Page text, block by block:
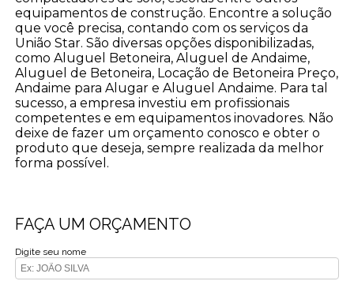
equipamentos de construção. Encontre a solução
que você precisa, contando com os serviços da
União Star. São diversas opções disponibilizadas,
como Aluguel Betoneira, Aluguel de Andaime,
Aluguel de Betoneira, Locação de Betoneira Preço,
Andaime para Alugar e Aluguel Andaime. Para tal
sucesso, a empresa investiu em profissionais
competentes e em equipamentos inovadores. Não
deixe de fazer um orçamento conosco e obter o
produto que deseja, sempre realizada da melhor
forma possível.
FAÇA UM ORÇAMENTO
Digite seu nome